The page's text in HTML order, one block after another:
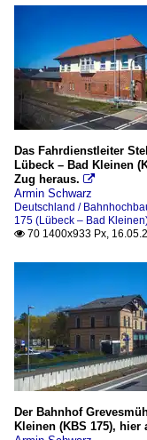
Stellwerke
2020
2026
Das Fahrdienstleiter
Lübeck – Bad Kleinen
Zug heraus. 
Armin Schwarz
Deutschland /
175 (Lübeck – Bad
 70 1400x933 Px,
Der Bahnhof
Kleinen (KBS 175),